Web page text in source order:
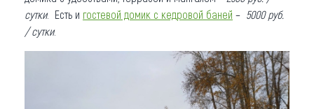
сутки. Есть и гостевой домик с кедровой баней – 5000 руб.
/ сутки.